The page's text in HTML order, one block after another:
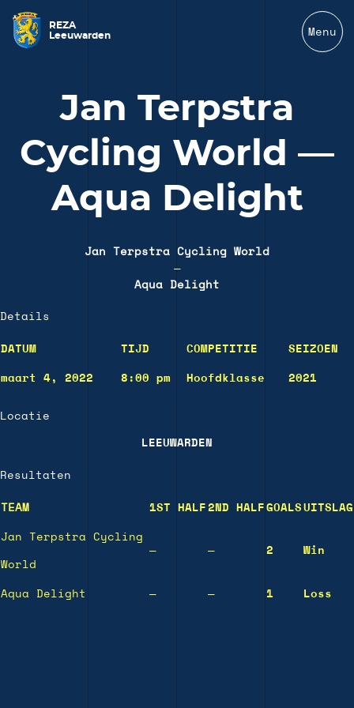
REZA
Leeuwarden
Menu
Jan Terpstra
Cycling World —
Aqua Delight
Jan Terpstra Cycling World
—
Aqua Delight
Details
DATUM TIJD COMPETITIE SEIZOEN
maart 4, 2022 8:00 pm Hoofdklasse 2021
Locatie
LEEUWARDEN
Resultaten
TEAM 1ST HALF 2ND HALF GOALS UITSLAG
Jan Terpstra Cycling
World
— — 2 Win
Aqua Delight — — 1 Loss